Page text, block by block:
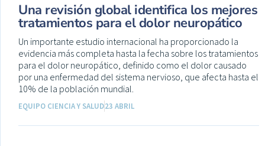
Una revisión global identifica los mejores
tratamientos para el dolor neuropático
Un importante estudio internacional ha proporcionado la
evidencia más completa hasta la fecha sobre los tratamientos
para el dolor neuropático, definido como el dolor causado
por una enfermedad del sistema nervioso, que afecta hasta el
10% de la población mundial.
EQUIPO CIENCIA Y SALUD23 ABRIL